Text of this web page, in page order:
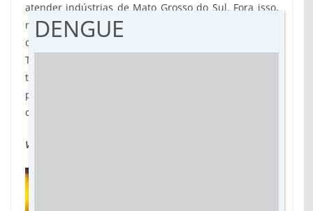
atender indústrias de Mato Grosso do Sul. Fora isso,
mostramos como é feito o aproveitamento de peças,
que há uso também de tecidos novos que sobram.
Temos um pouco de arte, cultura e educação. E
também o biodigestor que gera gás de cozinha a
partir de restos de comida, cascas, virando
compostagem”, conclui Franzoloso.
Vídeo:
Tocador
DENGUE